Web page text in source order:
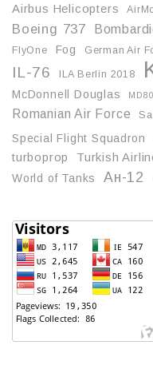
Airbus Helicopters
Boeing 737
FlyOne Fog German Air
IL-76 ILA Berlin 2018
McDonnell Douglas
Romanian Air Force
Special Flight Squadron
turboprop Turkish
World of Tanks
Ан-12